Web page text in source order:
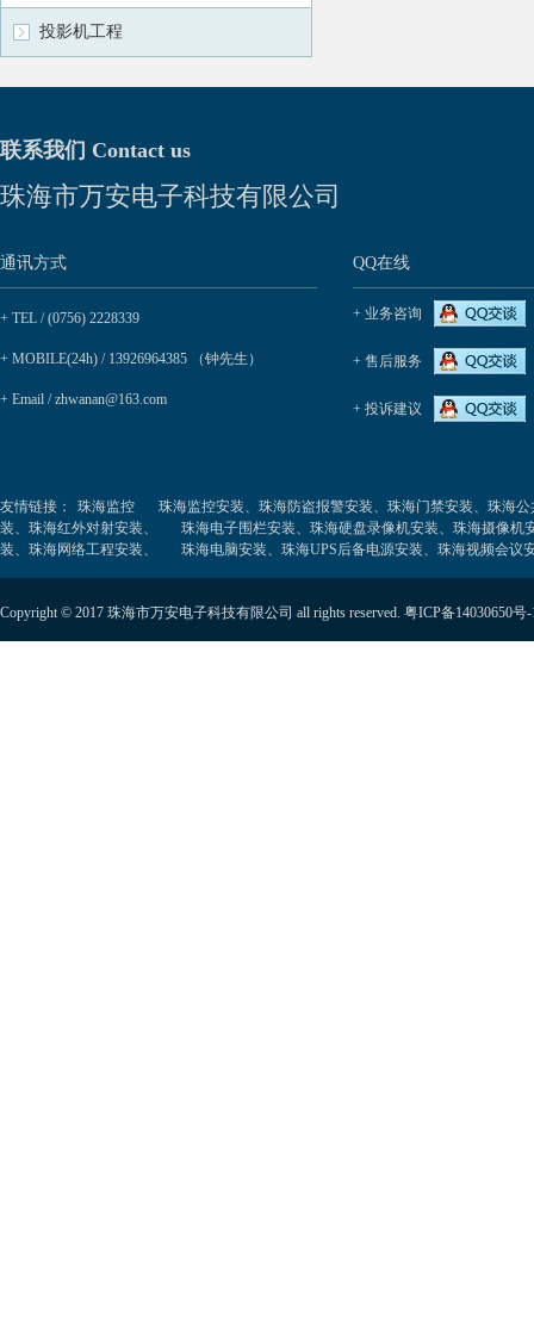
投影机工程
联系我们 Contact us
珠海市万安电子科技有限公司
通讯方式
+ TEL / (0756) 2228339
+ MOBILE(24h) / 13926964385 （钟先生）
+ Email / zhwanan@163.com
QQ在线
+ 业务咨询
+ 售后服务
+ 投诉建议
友情链接： 珠海监控
珠海监控安装、珠海防盗报警安装、珠海门禁安装、珠海
装、珠海红外对射安装、
珠海电子围栏安装、珠海硬盘录像机安装、珠海摄像
装、珠海网络工程安装、
珠海电脑安装、珠海UPS后备电源安装、珠海视频会
Copyright © 2017 珠海市万安电子科技有限公司 all rights reserved. 粤ICP备14030650号-